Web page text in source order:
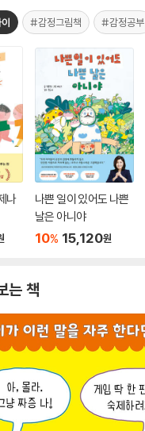
#감정그림책 #감정공부
나
나쁜 일이 있어도 나쁜
날은 아니야
10% 15,120원
는 책